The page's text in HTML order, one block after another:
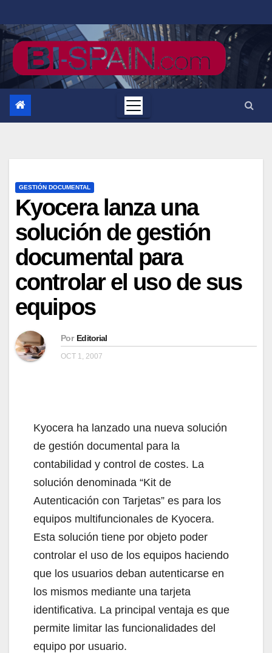
al
contenido
GESTIÓN DOCUMENTAL
Kyocera lanza una
solución de gestión
documental para
controlar el uso de sus
equipos
Por Editorial
OCT 1, 2007
Kyocera ha lanzado una nueva solución
de gestión documental para la
contabilidad y control de costes. La
solución denominada “Kit de
Autenticación con Tarjetas” es para los
equipos multifuncionales de Kyocera.
Esta solución tiene por objeto poder
controlar el uso de los equipos haciendo
que los usuarios deban autenticarse en
los mismos mediante una tarjeta
identificativa. La principal ventaja es que
permite limitar las funcionalidades del
equipo por usuario.